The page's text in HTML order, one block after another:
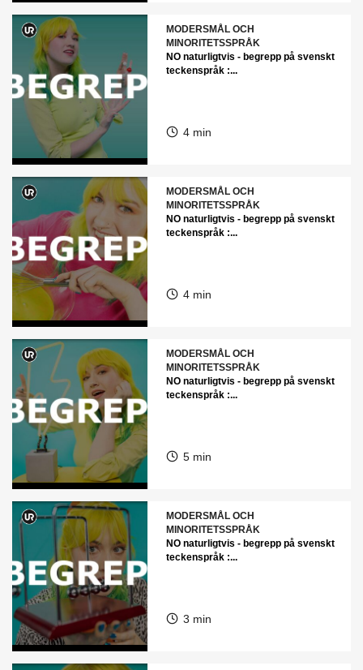
MODERSMÅL OCH
MINORITETSSPRÅK
NO naturligtvis - begrepp på svenskt
teckenspråk :...
4 min
MODERSMÅL OCH
MINORITETSSPRÅK
NO naturligtvis - begrepp på svenskt
teckenspråk :...
4 min
MODERSMÅL OCH
MINORITETSSPRÅK
NO naturligtvis - begrepp på svenskt
teckenspråk :...
5 min
MODERSMÅL OCH
MINORITETSSPRÅK
NO naturligtvis - begrepp på svenskt
teckenspråk :...
3 min